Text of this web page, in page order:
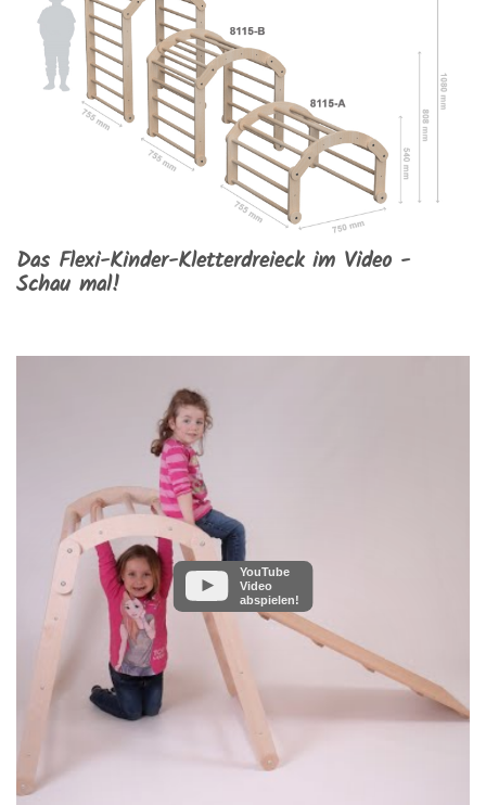
Das Flexi-Kinder-Kletterdreieck im Video -
Schau mal!
YouTube
Video
abspielen!